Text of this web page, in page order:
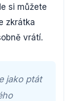
si můžete
zkrátka
vrátí.
jako ptát